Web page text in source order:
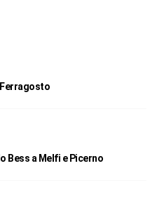
Bess a Melfi e Picerno